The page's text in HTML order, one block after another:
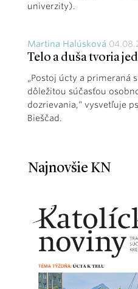
univerzity).
Martina Halúsková
Telo a duša tvoria
„Postoj úcty a primeraná
dôležitou súčasťou
dozrievania,“ vysvetľuje
Bieščad.
Najnovšie KN